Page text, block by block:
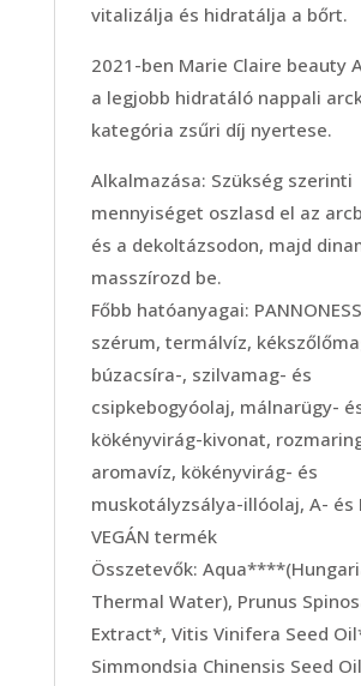
vitalizálja és hidratálja a bőrt.
2021-ben Marie Claire beauty
a legjobb hidratáló nappali
kategória zsűri díj nyertese.
Alkalmazása: Szükség szerinti
mennyiséget oszlasd el az
és a dekoltázsodon, majd
masszírozd be.
Főbb hatóanyagai:
szérum, termálvíz,
búzacsíra-, szilvamag- és
csipkebogyóolaj, málnarügy-
kökényvirág-kivonat,
aromavíz, kökényvirág- és
muskotályzsálya-illóolaj, A- és
VEGÁN termék
Összetevők:
Thermal Water), Prunus
Extract*, Vitis Vinifera Seed
Simmondsia Chinensis Seed